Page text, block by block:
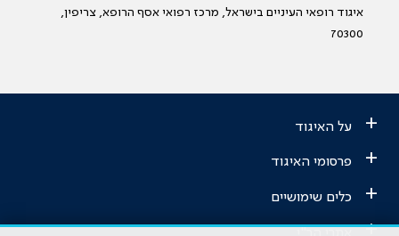
איגוד רופאי העיניים בישראל, מרכז רפואי אסף הרופא, צריפין,
70300
+ על האיגוד
+ פרסומי האיגוד
+ כלים שימושיים
+